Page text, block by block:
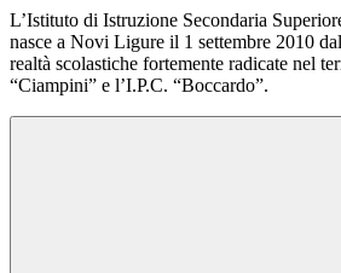
L’Istituto di Istruzione Secondaria
nasce a Novi Ligure il 1 settembre 2010
realtà scolastiche fortemente radicate nel
“Ciampini” e l’I.P.C. “Boccardo”.